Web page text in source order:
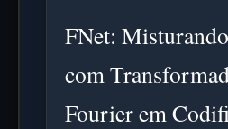
FNet:
com
Fourier em